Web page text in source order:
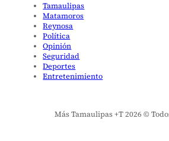
Tamaulipas
Matamoros
Reynosa
Política
Opinión
Seguridad
Deportes
Entretenimiento
Más Tamaulipas +T 2026 ©